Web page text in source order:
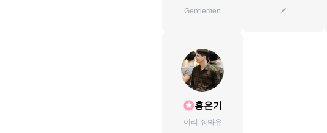
Gentlemen 🪶
홍은기
이리 줘봐유